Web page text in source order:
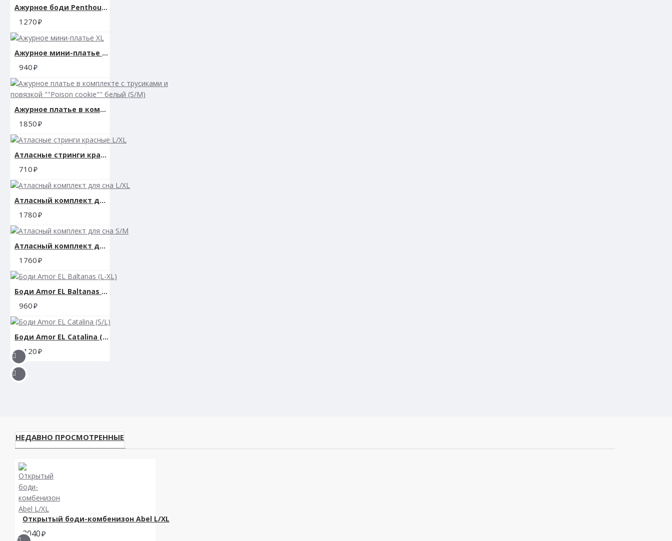
Ажурное боди Penthouse ""Toxic powder"" white (S/M)
1270
Ажурное мини-платье XL
940
Ажурное платье в комплекте с трусиками и повязкой ""Poison cookie"" белый (S/M)
1850
Атласные стринги красные L/XL
710
Атласный комплект для сна L/XL
1780
Атласный комплект для сна S/M
1760
Боди Amor EL Baltanas (L-XL)
960
Боди Amor EL Catalina (S/L)
1120
НЕДАВНО ПРОСМОТРЕННЫЕ
Открытый боди-комбенизон Abel L/XL
2040